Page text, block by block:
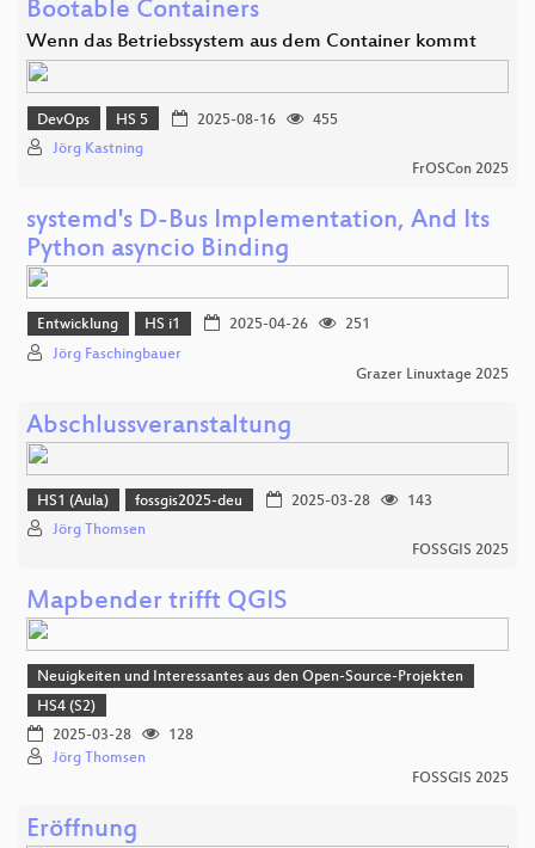
Bootable Containers
Wenn das Betriebssystem aus dem Container kommt
DevOps HS 5 2025-08-16
455
Jörg Kastning
FrOSCon 2025
systemd's D-Bus Implementation, And Its
Python asyncio Binding
Entwicklung HS i1 2025-04-26
251
Jörg Faschingbauer
Grazer Linuxtage 2025
Abschlussveranstaltung
HS1 (Aula) fossgis2025-deu 2025-03-28
143
Jörg Thomsen
FOSSGIS 2025
Mapbender trifft QGIS
Neuigkeiten und Interessantes aus den Open-Source-Projekten
HS4 (S2)
2025-03-28
128
Jörg Thomsen
FOSSGIS 2025
Eröffnung